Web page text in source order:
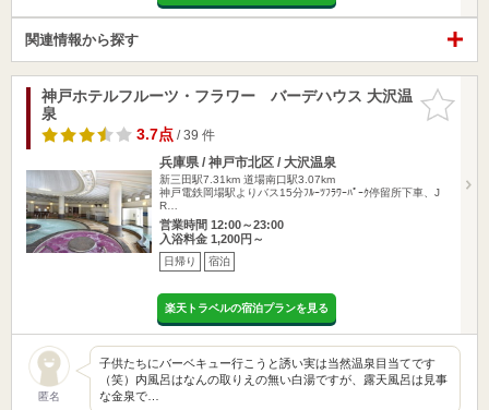
関連情報から探す
お気に入
りに追加
神戸ホテルフルーツ・フラワー バーデハウス 大沢温
泉
3.7点/ 39 件
兵庫県 / 神戸市北区 / 大沢温泉
新三田駅7.31km 道場南口駅3.07km
神戸電鉄岡場駅よりバス15分ﾌﾙｰﾂﾌﾗﾜｰﾊﾟｰｸ停留所下車、J
R…
営業時間 12:00～23:00
入浴料金 1,200円～
日帰り 宿泊
楽天トラベルの宿泊プランを見る
匿名
子供たちにバーベキュー行こうと誘い実は当然温泉目当てです
（笑）内風呂はなんの取りえの無い白湯ですが、露天風呂は見事
な金泉で…